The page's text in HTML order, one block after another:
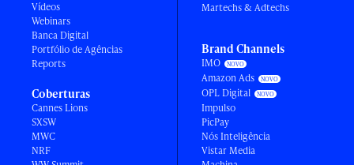
Vídeos
Webinars
Banca Digital
Portfólio de Agências
Reports
Coberturas
Cannes Lions
SXSW
MWC
NRF
Martechs & Adtechs
Brand Channels
IMO
Amazon Ads
OPL Digital
Impulso
PicPay
Nós Inteligência
Vistar Media